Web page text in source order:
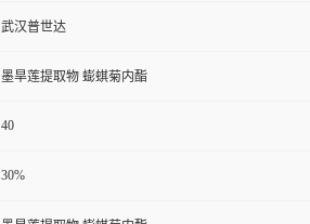
武汉普世达
墨旱莲提取物 蟛蜞菊内酯
40
30%